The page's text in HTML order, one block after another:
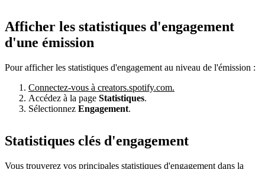
Afficher les statistiques d'engagement
d'une émission
Pour afficher les statistiques d'engagement au niveau de l'émission :
Connectez-vous à creators.spotify.com.
Accédez à la page Statistiques.
Sélectionnez Engagement.
Statistiques clés d'engagement
Vous trouverez vos principales statistiques d'engagement dans la